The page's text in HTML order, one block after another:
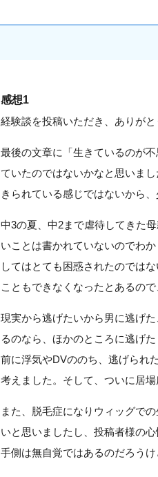
感想1
経験談を投稿いただき、ありがと
最後の文章に「生きているのが
ていたのではないかなと思いま
きられている感じではないから
中3の夏、中2まで虐待してきた
いことは書かれていないのでわ
してはとても困惑されたのでは
こともできなくなったとあるの
現実から逃げたいから男に逃げ
るのなら、ほかのところに逃げ
前に浮気やDVののち、逃げられ
考えました。そして、ついに居
また、脱毛症になりウィッグで
いと思いましたし、投稿者様の
手側は無自覚ではあるのだろう